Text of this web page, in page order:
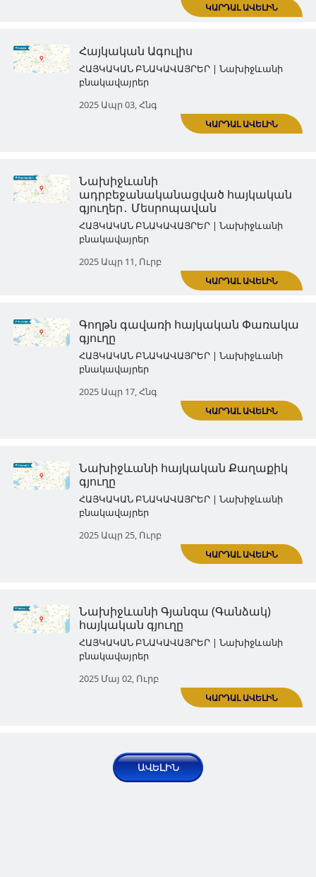
Հայոց Գողթն գավառի
պատմությունը մեկընդմիշտ
Ադրբեջանին բռնակցվելուց
բնակավայրեր
2025 Մար 28, Ուրբ
բնակավայրեր
2025 Ապր 03, Հնգ